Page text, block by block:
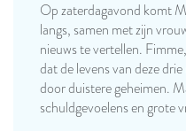
Op zaterdagavond komt
langs, samen met zijn
nieuws te vertellen.
dat de levens van deze
door duistere geheimen.
schuldgevoelens en grote